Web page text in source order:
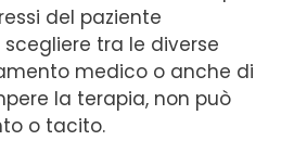
del paziente
tra le diverse
medico o anche di
la terapia, non può
o tacito.